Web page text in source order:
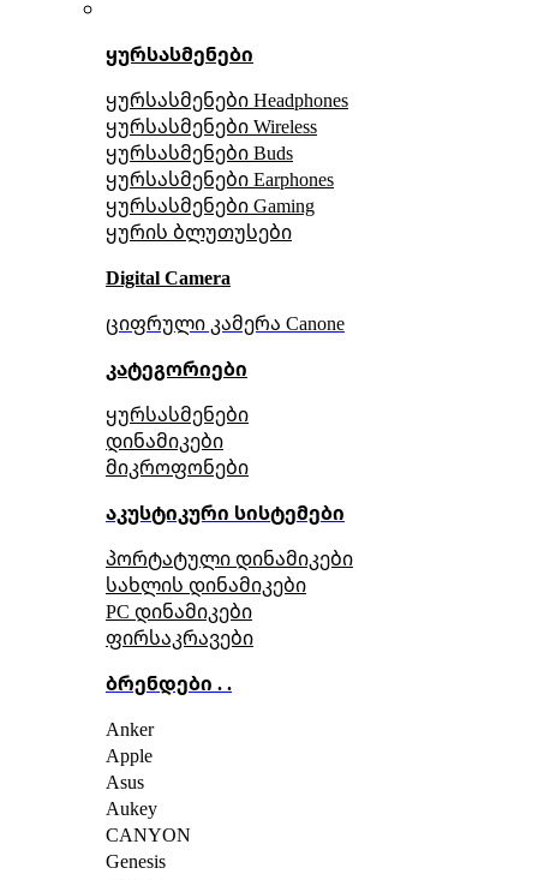
ყურსასმენები
ყურსასმენები Headphones
ყურსასმენები Wireless
ყურსასმენები Buds
ყურსასმენები Earphones
ყურსასმენები Gaming
ყურის ბლუთუსები
Digital Camera
ციფრული კამერა Сanone
კატეგორიები
ყურსასმენები
დინამიკები
მიკროფონები
აკუსტიკური სისტემები
პორტატული დინამიკები
სახლის დინამიკები
PC დინამიკები
ფირსაკრავები
ბრენდები . .
Anker
Apple
Asus
Aukey
CANYON
Genesis